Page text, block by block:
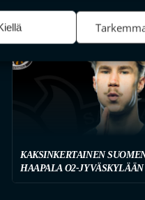
KAKSINKERTAINEN
HAAPALA O2-JYVÄSKYLÄÄN